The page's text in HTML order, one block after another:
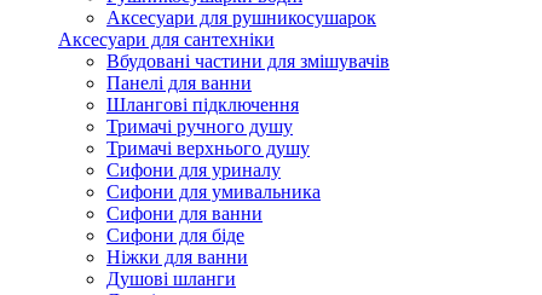
Аксесуари для рушникосушарок
Аксесуари для сантехніки
Вбудовані частини для змішувачів
Панелі для ванни
Шлангові підключення
Тримачі ручного душу
Тримачі верхнього душу
Сифони для уриналу
Сифони для умивальника
Сифони для ванни
Сифони для біде
Ніжки для ванни
Душові шланги